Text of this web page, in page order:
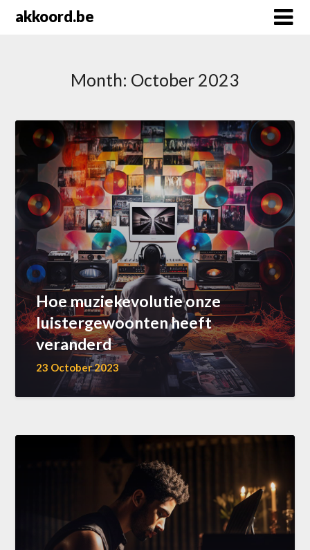
akkoord.be
Month: October 2023
Hoe muziekevolutie onze
luistergewoonten heeft
veranderd
23 October 2023